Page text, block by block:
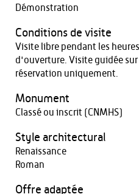
Démonstration
Conditions de visite
Visite libre pendant les heures
d'ouverture. Visite guidée sur
réservation uniquement.
Monument
Classé ou inscrit (CNMHS)
Style architectural
Renaissance
Roman
Offre adaptée